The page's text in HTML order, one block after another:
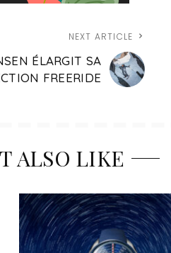
NEXT ARTICLE
ÉLARGIT SA
FREERIDE
ALSO LIKE